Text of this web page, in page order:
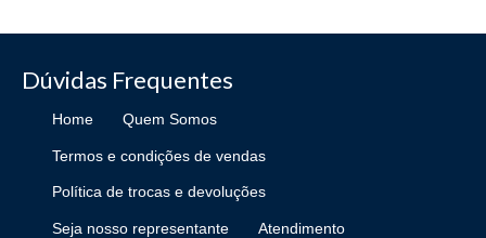
Dúvidas Frequentes
Home Quem Somos
Termos e condições de vendas
Política de trocas e devoluções
Seja nosso representante Atendimento